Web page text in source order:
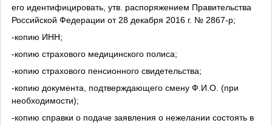
его идентифицировать, утв. распоряжением Правительства
Российской Федерации от 28 декабря 2016 г. № 2867-р;
-копию ИНН;
-копию страхового медицинского полиса;
-копию страхового пенсионного свидетельства;
-копию документа, подтверждающего смену Ф.И.О. (при
необходимости);
-копию справки о подаче заявления о нежелании состоять в